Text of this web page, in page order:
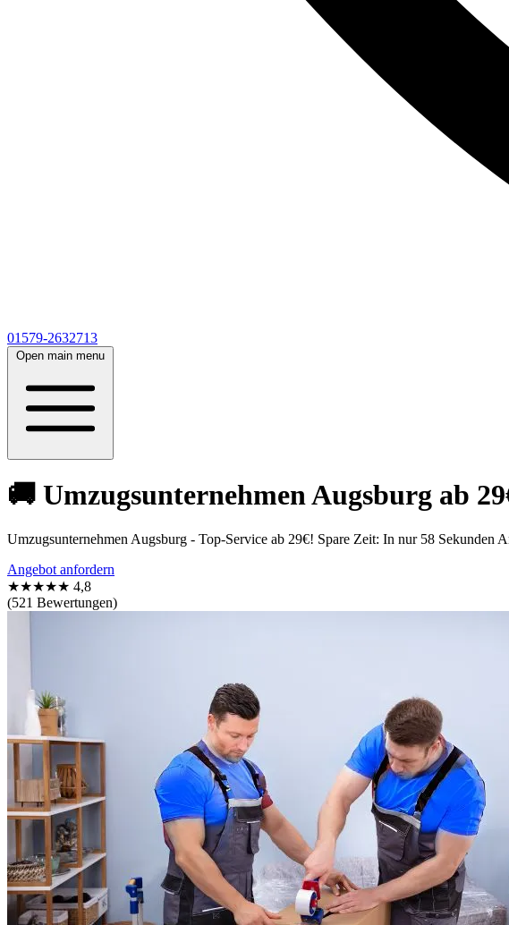
01579-2632713
Open main menu
🚚 Umzugsunternehmen Augsburg ab
Umzugsunternehmen Augsburg - Top-Service ab 29€! Spare Zeit: In nur 58 Sekunden
Angebot anfordern
★★★★★ 4,8
(521 Bewertungen)